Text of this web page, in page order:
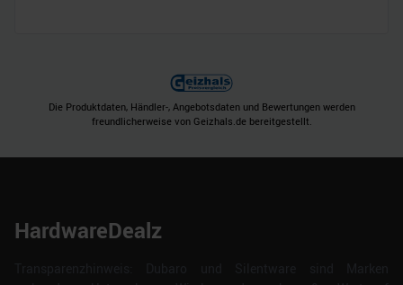
Die Produktdaten, Händler-, Angebotsdaten und Bewertungen werden
freundlicherweise von Geizhals.de bereitgestellt.
HardwareDealz